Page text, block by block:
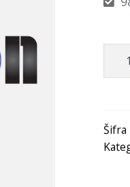
Seger
472)
s=3
Šifra